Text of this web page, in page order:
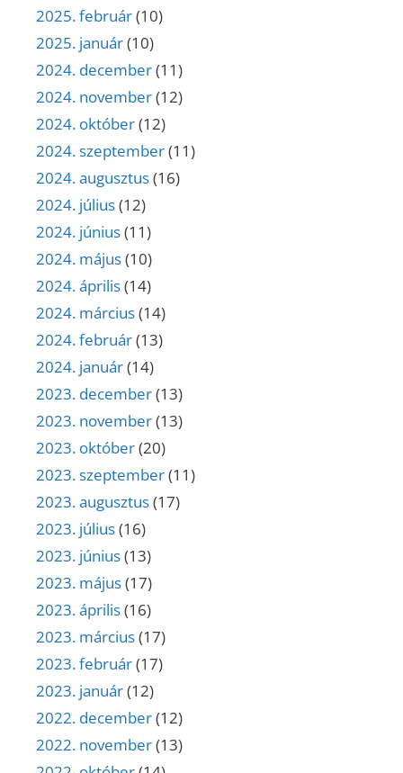
2025. február(10)
2025. január(10)
2024. december(11)
2024. november(12)
2024. október(12)
2024. szeptember(11)
2024. augusztus(16)
2024. július(12)
2024. június(11)
2024. május(10)
2024. április(14)
2024. március(14)
2024. február(13)
2024. január(14)
2023. december(13)
2023. november(13)
2023. október(20)
2023. szeptember(11)
2023. augusztus(17)
2023. július(16)
2023. június(13)
2023. május(17)
2023. április(16)
2023. március(17)
2023. február(17)
2023. január(12)
2022. december(12)
2022. november(13)